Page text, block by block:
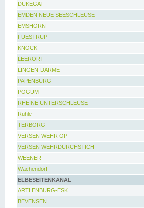
DUKEGAT
EMDEN NEUE SEESCHLEUSE
EMSHÖRN
FUESTRUP
KNOCK
LEERORT
LINGEN-DARME
PAPENBURG
POGUM
RHEINE UNTERSCHLEUSE
Rühle
TERBORG
VERSEN WEHR OP
VERSEN WEHRDURCHSTICH
WEENER
Wachendorf
ELBESEITENKANAL
ARTLENBURG-ESK
BEVENSEN